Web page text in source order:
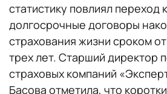
статистику повлиял переход
долгосрочные договоры
страхования жизни сроком
трех лет. Старший директор
страховых компаний
Басова отметила, что